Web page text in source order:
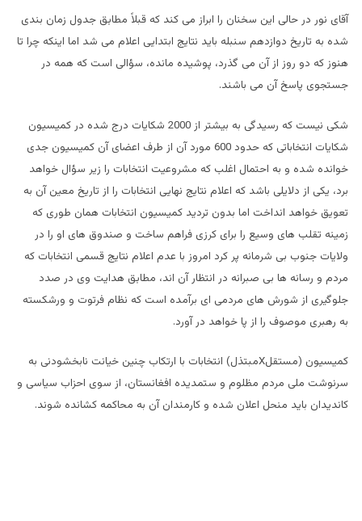
آقای نور در حالی این سخنان را ابراز می کند که قبلاً مطابق جدول زمان بندی
شده به تاریخ دوازدهم سنبله باید نتایج ابتدایی اعلام می شد اما اینکه چرا تا
هنوز که دو روز از آن می گذرد، پوشیده مانده، سؤالی است که همه در
جستجوی پاسخ آن می باشند.
شکی نیست که رسیدگی به بیشتر از 2000 شکایات درج شده در کمیسیون
شکایات انتخاباتی که حدود 600 مورد آن از طرف اعضای آن کمیسیون جدی
خوانده شده و به احتمال اغلب که مشروعیت انتخابات را زیر سؤال خواهد
برد، یکی از دلایلی باشد که اعلام نتایج نهایی انتخابات را از تاریخ معین آن به
تعویق خواهد انداخت اما بدون تردید کمیسیون انتخابات همان طوری که
زمینه تقلب های وسیع را برای کرزی فراهم ساخت و صندوق های او را در
ولایات جنوب بی شرمانه پر کرد امروز با عدم اعلام نتایج قسمی انتخابات که
مردم و رسانه ها بی صبرانه در انتظار آن اند، مطابق هدایت وی در صدد
جلوگیری از شورش های مردمی ای برآمده است که نظام فرتوت و ورشکسته
به رهبری موصوف را از پا خواهد در آورد.
کمیسیون (مستقلXمبتذل) انتخابات با ارتکاب چنین خیانت نابخشودنی به
سرنوشت ملی مردم مظلوم و ستمدیده افغانستان، از سوی احزاب سیاسی و
کاندیدان باید منحل اعلان شده و کارمندان آن به محاکمه کشانده شوند.